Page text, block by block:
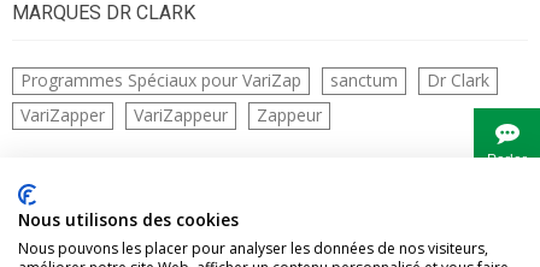
MARQUES DR CLARK
Programmes Spéciaux pour VariZap sanctum
Dr Clark
VariZapper
VariZappeur Zappeur
CONTACTS
Parler
Nous utilisons des cookies
Nous pouvons les placer pour analyser les données de nos visiteurs,